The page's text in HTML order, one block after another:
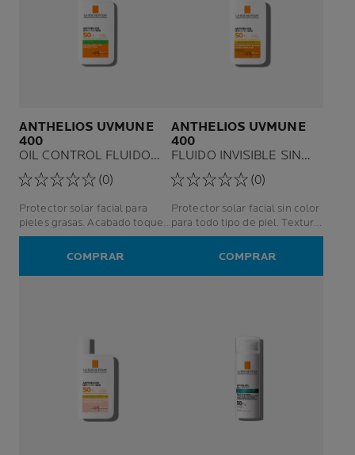
ANTHELIOS UVMUNE
400
OIL CONTROL FLUIDO
SPF50+
(0)
Protector solar facial para
pieles grasas. Acabado toque
seco
COMPRAR
ANTHELIOS UVMUNE
400
FLUIDO INVISIBLE SIN
COLOR SPF50+
(0)
Protector solar facial sin color
para todo tipo de piel. Textura
fluida con altaprotección
COMPRAR